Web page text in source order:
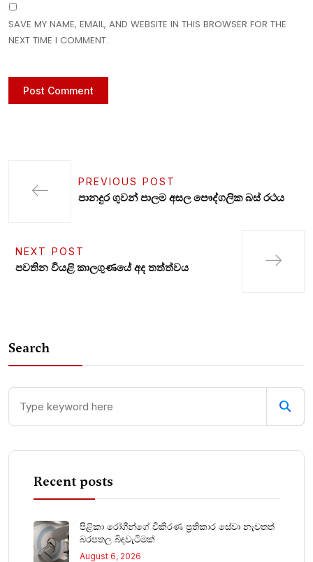
SAVE MY NAME, EMAIL, AND WEBSITE IN THIS BROWSER FOR THE
NEXT TIME I COMMENT.
PREVIOUS POST
පානදුර ගුවන් පාලම අසල පෞද්ගලික බස් රථය
NEXT POST
පවතින වියළි කාලගුණයේ අද තත්ත්වය
Search
Recent posts
පිළිකා රෝගීන්ගේ විකිරණ ප්‍රතිකාර සේවා නැවතත්
බරපතල බිඳවැටීමක්
August 6, 2026